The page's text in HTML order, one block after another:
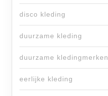
disco kleding
duurzame kleding
duurzame kledingmerken
eerlijke kleding